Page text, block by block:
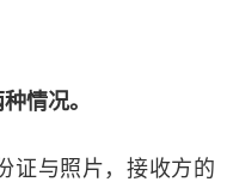
情况。
证与照片，接收方的